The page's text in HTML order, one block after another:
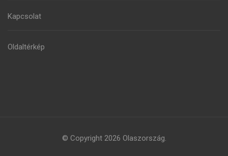
Kapcsolat
Oldaltérkép
© Copyright 2026 Olaszország.